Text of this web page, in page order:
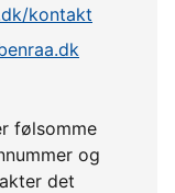
kontakt
følsomme
og
det